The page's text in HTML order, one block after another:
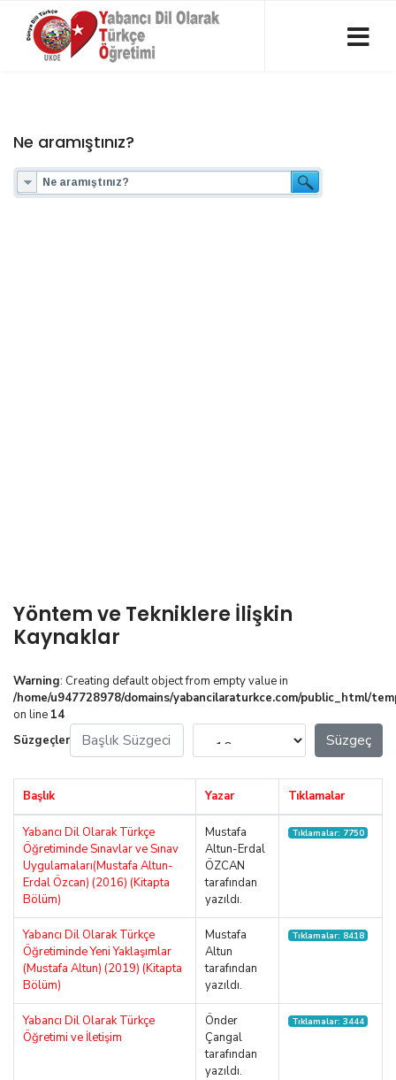
Ne aramıştınız?
Yöntem ve Tekniklere İlişkin
Kaynaklar
Warning: Creating default object from empty value in
/home/u947728978/domains/yabancilaraturkce.com/public_html/
on line 14
Süzgeçler
Başlık Süzgeci Görüntüleme Sayısı Süzgeç
Başlık Yazar Tıklamalar
Yabancı Dil Olarak Türkçe
Öğretiminde Sınavlar ve Sınav
Uygulamaları(Mustafa Altun-
Erdal Özcan) (2016) (Kitapta
Bölüm)
Mustafa
Altun-Erdal
ÖZCAN
tarafından
yazıldı.
Tıklamalar: 7750
Yabancı Dil Olarak Türkçe
Öğretiminde Yeni Yaklaşımlar
(Mustafa Altun) (2019) (Kitapta
Bölüm)
Mustafa
Altun
tarafından
yazıldı.
Tıklamalar: 8418
Yabancı Dil Olarak Türkçe
Öğretimi ve İletişim
Önder
Çangal
tarafından
yazıldı.
Tıklamalar: 3444